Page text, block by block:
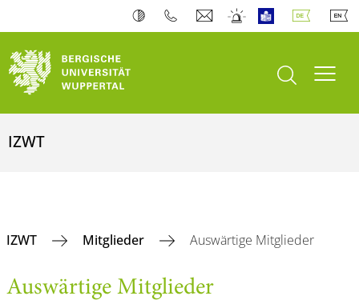
Suche öffnen
IZWT
IZWT Mitglieder Auswärtige Mitglieder
Auswärtige Mitglieder